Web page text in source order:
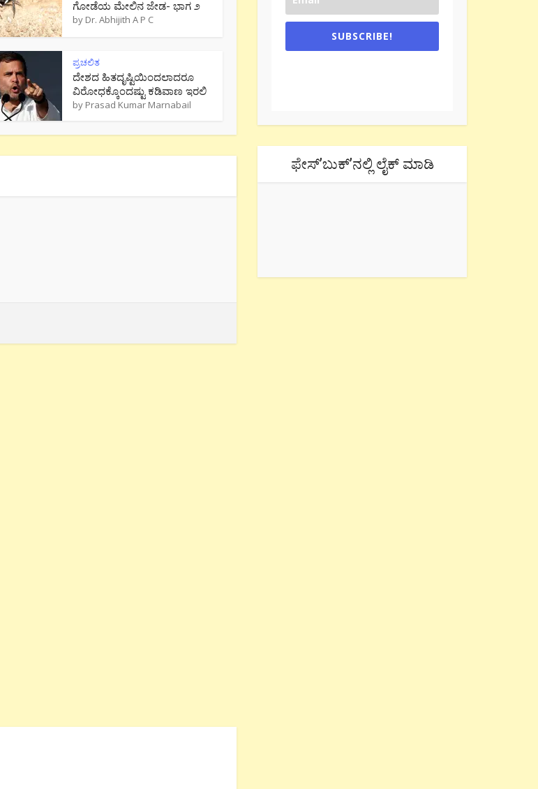
ಗೋಡೆಯ ಮೇಲಿನ ಜೇಡ- ಭಾಗ ೨
by Dr. Abhijith A P C
ಪ್ರಚಲಿತ
ದೇಶದ ಹಿತದೃಷ್ಟಿಯಿಂದಲಾದರೂ
ವಿರೋಧಕ್ಕೊಂದಷ್ಟು ಕಡಿವಾಣ ಇರಲಿ
by Prasad Kumar Marnabail
SUBSCRIBE!
ಫೇಸ್’ಬುಕ್’ನಲ್ಲಿ ಲೈಕ್ ಮಾಡಿ